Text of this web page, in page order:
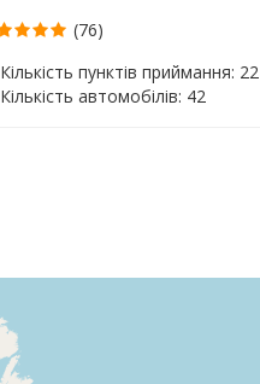
(76)
Кількість пунктів приймання: 22
Кількість автомобілів: 42